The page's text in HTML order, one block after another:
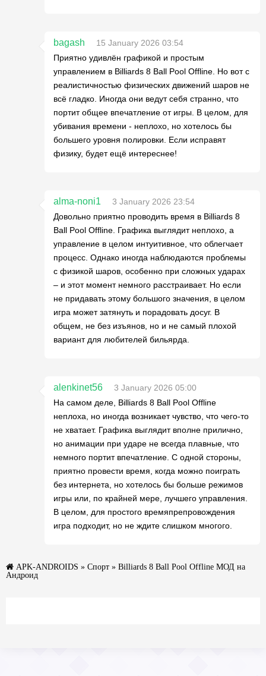
bagash
15 January 2026 03:54
Приятно удивлён графикой и простым
управлением в Billiards 8 Ball Pool Offline. Но вот с
реалистичностью физических движений шаров не
всё гладко. Иногда они ведут себя странно, что
портит общее впечатление от игры. В целом, для
убивания времени - неплохо, но хотелось бы
большего уровня полировки. Если исправят
физику, будет ещё интереснее!
alma-noni1
3 January 2026 23:54
Довольно приятно проводить время в Billiards 8
Ball Pool Offline. Графика выглядит неплохо, а
управление в целом интуитивное, что облегчает
процесс. Однако иногда наблюдаются проблемы
с физикой шаров, особенно при сложных ударах
– и этот момент немного расстраивает. Но если
не придавать этому большого значения, в целом
игра может затянуть и порадовать досуг. В
общем, не без изъянов, но и не самый плохой
вариант для любителей бильярда.
alenkinet56
3 January 2026 05:00
На самом деле, Billiards 8 Ball Pool Offline
неплоха, но иногда возникает чувство, что чего-то
не хватает. Графика выглядит вполне прилично,
но анимации при ударе не всегда плавные, что
немного портит впечатление. С одной стороны,
приятно провести время, когда можно поиграть
без интернета, но хотелось бы больше режимов
игры или, по крайней мере, лучшего управления.
В целом, для простого времяпрепровождения
игра подходит, но не ждите слишком многого.
APK-ANDROIDS » Спорт » Billiards 8 Ball Pool Offline МОД на
Андроид